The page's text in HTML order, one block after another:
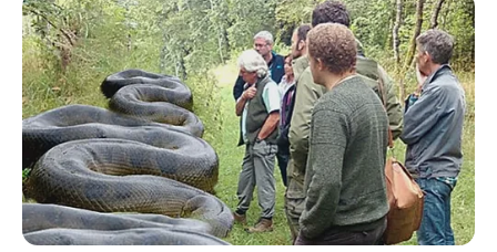
miejsce ekspertów, którzy doskonale wiedzą, żekatastrofie
może zapobiec tylko jedno rozwiązanie. Muszą w ciągu 24
godzin zdetonować szyb za pomocą nitrogliceryny. Firma
sowicie opłaca zespół specjalny, aby w dwóch ciężarówkach
przetransportował200 kg materiałów wybuchowychz
odległości 800 km.